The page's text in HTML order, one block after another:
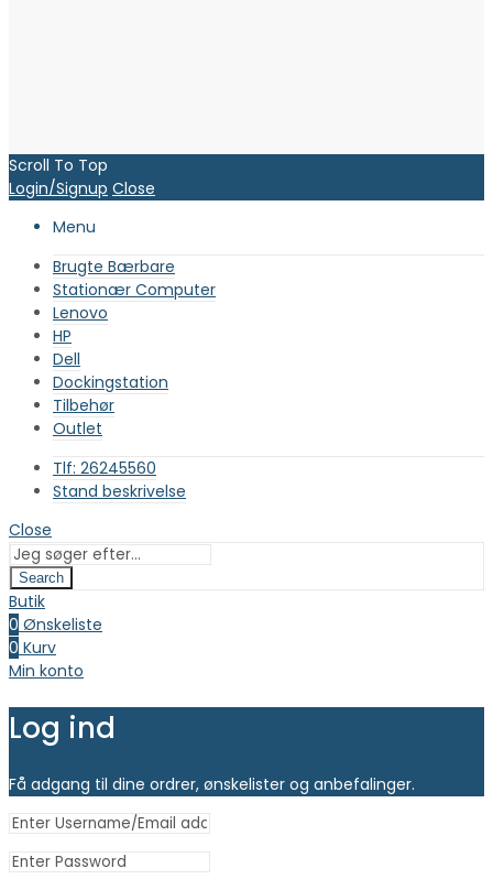
Scroll To Top
Login/Signup Close
Menu
Brugte Bærbare
Stationær Computer
Lenovo
HP
Dell
Dockingstation
Tilbehør
Outlet
Tlf: 26245560
Stand beskrivelse
Close
Search
Butik
0 Ønskeliste
0 Kurv
Min konto
Log ind
Få adgang til dine ordrer, ønskelister og anbefalinger.